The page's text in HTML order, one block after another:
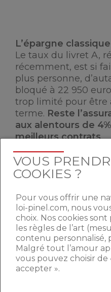
L’épargne
Le taux du livret A,
récemment, est si
plus personne,
bloqué à 22 950
trop limité pour être
terme. Reste
aux alentours de
meilleurs contrats.
Cependant, les taux
peuvent
organismes qui les
4%. Les écarts sont
peuvent être
investissement via
placement
rendements sont
fourchette haute
atteindre 4,8%.
VOUS
COOKIES ?
Pour vous offrir une
loi-pinel.com, nous
choix. Nos cookies
les règles de l’art
contenu personnalisé,
Malgré tout l’amour
vous pouvez choisir de
accepter ».